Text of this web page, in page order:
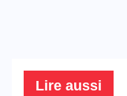
Lire aussi